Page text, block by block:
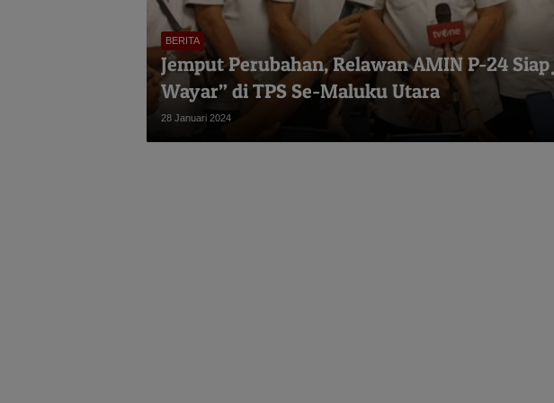
BERITA
Jemput Perubahan, Relawan AMIN P-24
Wayar” di TPS Se-Maluku Utara
28 Januari 2024